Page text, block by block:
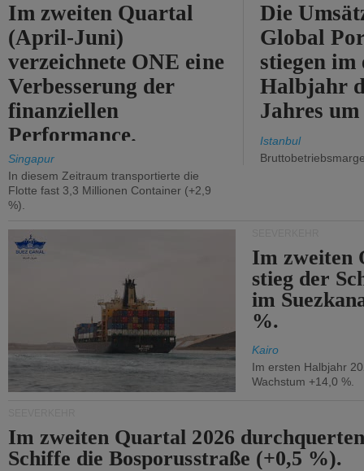
Im zweiten Quartal
(April-Juni)
verzeichnete ONE eine
Verbesserung der
finanziellen
Performance.
Singapur
In diesem Zeitraum transportierte die
Flotte fast 3,3 Millionen Container (+2,9
%).
Die
Global
stiegen im
Halbjahr
Jahres
Istanbul
Im zweiten
stieg der
im
%.
Kairo
Im ersten Halbjahr
Wachstum +14,0 %.
Im zweiten Quartal 2026
Schiffe die Bosporusstraße (+0,5 %).